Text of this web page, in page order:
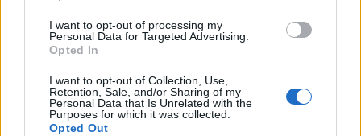
I want to opt-out of processing my
Personal Data for Targeted Advertising.
Opted In
I want to opt-out of Collection, Use,
Retention, Sale, and/or Sharing of my
Personal Data that Is Unrelated with the
Purposes for which it was collected.
Opted Out
ενεργό ρόλο στη διαμόρφωση του μέλλοντός τους.
Γιατί τελικά το δικαίωμα να μένεις, δεν είναι
απλώς το δικαίωμα να κατοικείς σε έναν τόπο.
Είναι το δικαίωμα να ονειρεύεσαι, να δημιουργείς
και να συμμετέχεις ισότιμα στη ζωή του. Είναι το